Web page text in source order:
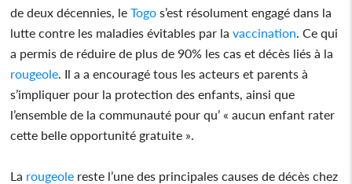
de deux décennies, leTogo s’est résolument engagé dans la
lutte contre les maladies évitables par la vaccination . Ce qui
a permis de réduire de plus de 90% les cas et décès liés à la
rougeole . Il a a encouragé tous les acteurs et parents à
s’impliquer pour la protection des enfants, ainsi que
l’ensemble de la communauté pour qu’ « aucun enfant rater
cette belle opportunité gratuite ».
La rougeole reste l’une des principales causes de décès chez